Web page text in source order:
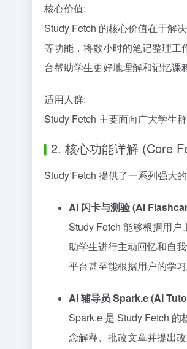
核心价值:
Study Fetch 的核心价值在于解
等功能，将数小时的笔记整理
台帮助学生更好地理解和记忆课
适用人群:
Study Fetch 主要面向广大学生
2. 核心功能详解 (Core
Study Fetch 提供了一系列强大
AI 闪卡与测验 (AI
Study Fetch 能够根据用
助学生进行主动回忆和自
平台甚至能根据用户的学
AI 辅导员 Spark.e (AI
Spark.e 是 Study Fetch
念解释、批改文章并提出